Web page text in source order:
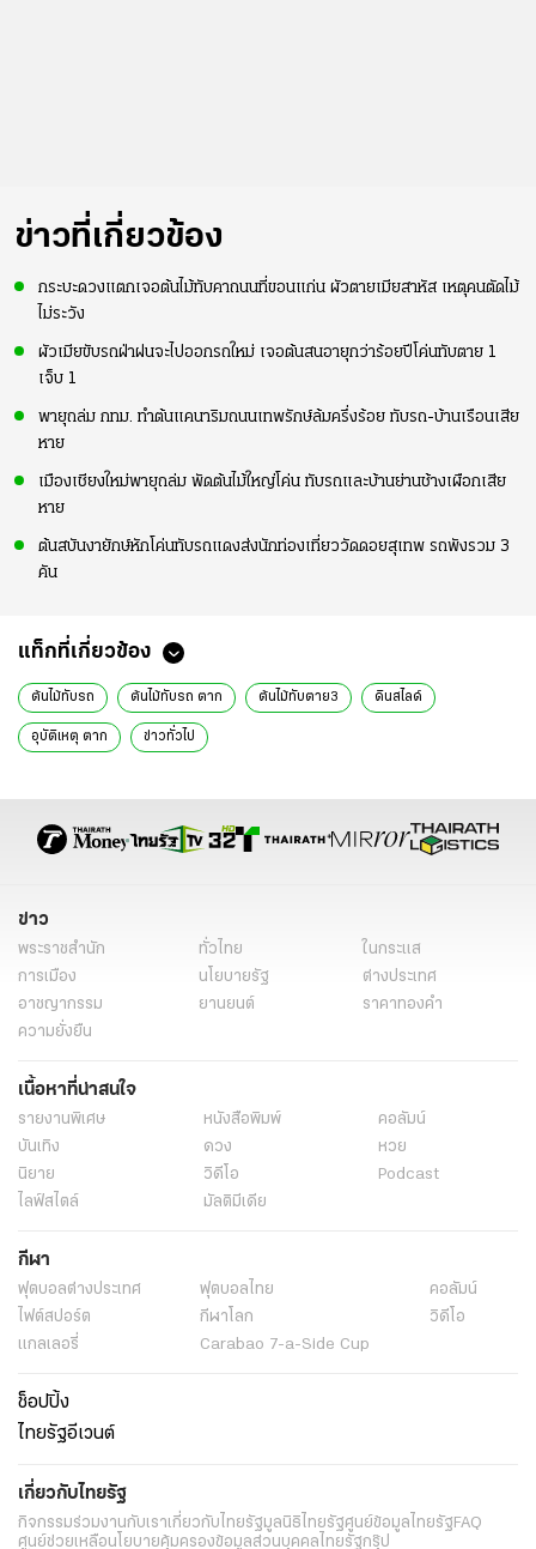
ข่าวที่เกี่ยวข้อง
กระบะดวงแตกเจอต้นไม้ทับคาถนนที่ขอนแก่น ผัวตายเมียสาหัส เหตุคนตัดไม้
ไม่ระวัง
ผัวเมียขับรถฝ่าฝนจะไปออกรถใหม่ เจอต้นสนอายุกว่าร้อยปีโค่นทับตาย 1
เจ็บ 1
พายุถล่ม กทม. ทำต้นแคนาริมถนนเทพรักษ์ล้มครึ่งร้อย ทับรถ-บ้านเรือนเสีย
หาย
เมืองเชียงใหม่พายุถล่ม พัดต้นไม้ใหญ่โค่น ทับรถและบ้านย่านช้างเผือกเสีย
หาย
ต้นสบันงายักษ์หักโค่นทับรถแดงส่งนักท่องเที่ยววัดดอยสุเทพ รถพังรวม 3
คัน
แท็กที่เกี่ยวข้อง
ต้นไม้ทับรถ ต้นไม้ทับรถ ตาก ต้นไม้ทับตาย3 ดินสไลด์
อุบัติเหตุ ตาก ข่าวทั่วไป
ข่าว
พระราชสำนัก ทั่วไทย
ในกระแส
การเมือง
นโยบายรัฐ
ต่างประเทศ
อาชญากรรม
ยานยนต์
ราคาทองคำ
ความยั่งยืน
เนื้อหาที่น่าสนใจ
รายงานพิเศษ หนังสือพิมพ์
คอลัมน์
บันเทิง
ดวง
หวย
นิยาย
วิดีโอ
Podcast
ไลฟ์สไตล์
มัลติมีเดีย
กีฬา
ฟุตบอลต่่างประเทศ ฟุตบอลไทย
คอลัมน์
ไฟต์สปอร์ต
กีฬาโลก
วิดีโอ
แกลเลอรี่
Carabao 7-a-Side Cup
ช็อปปิ้ง
ไทยรัฐอีเวนต์
เกี่ยวกับไทยรัฐ
กิจกรรมร่วมงานกับเราเกี่ยวกับไทยรัฐมูลนิธิไทยรัฐศูนย์ข้อมูลไทยรัฐ FAQ
ศูนย์ช่วยเหลือนโยบายคุ้มครองข้อมูลส่วนบุคคลไทยรัฐกรุ๊ป